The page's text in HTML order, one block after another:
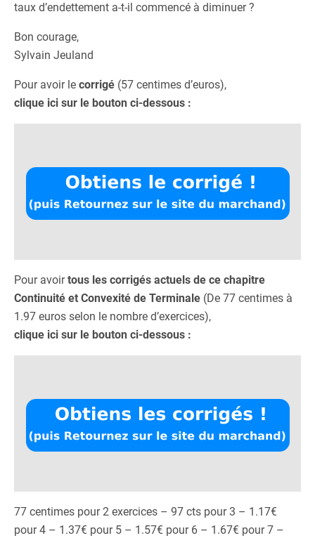
taux d’endettement a-t-il commencé à diminuer ?
Bon courage,
Sylvain Jeuland
Pour avoir le corrigé (57 centimes d’euros),
clique ici sur le bouton ci-dessous :
Pour avoirtous les corrigés actuels de ce chapitre
Continuité et Convexité de Terminale (De 77 centimes à
1.97 euros selon le nombre d’exercices),
clique ici sur le bouton ci-dessous :
77 centimes pour 2 exercices – 97 cts pour 3 – 1.17€
pour 4 – 1.37€ pour 5 – 1.57€ pour 6 – 1.67€ pour 7 –